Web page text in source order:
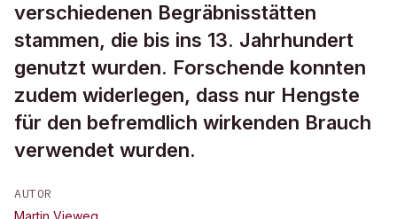
verschiedenen Begräbnisstätten
stammen, die bis ins 13. Jahrhundert
genutzt wurden. Forschende konnten
zudem widerlegen, dass nur Hengste
für den befremdlich wirkenden Brauch
verwendet wurden.
AUTOR
Martin Vieweg